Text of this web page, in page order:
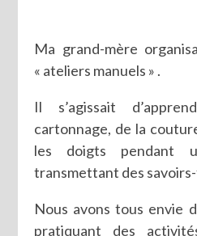
Ma grand-mère
« ateliers manuels » .
Il s’agissait
cartonnage, de la
les doigts pendant
transmettant des
Nous avons tous envie
pratiquant des